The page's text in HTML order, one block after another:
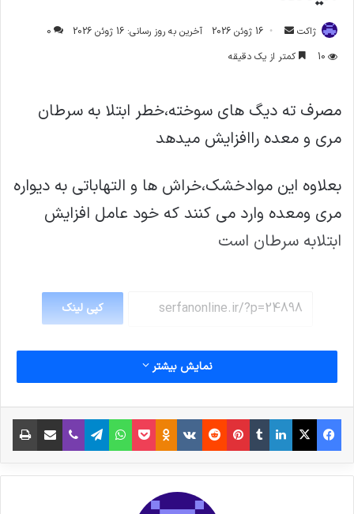
ژاکت
ارسال
ایمیل
16 ژوئن 2026 آخرین به روز رسانی: 16 ژوئن 2026
0
10
کمتر از یک دقیقه
مصرف ته دیگ های سوخته،خطر ابتلا به سرطان
مری و معده راافزایش میدهد
بعلاوه این موادخشک،خراش ها و التهاباتی به دیواره
مری ومعده وارد می کنند که خود عامل افزایش
ابتلابه سرطان است
کپی لینک
نمایش بیشتر
فیس بوک X لینکدین
‫تامبلر‫پین‌ترست
‫رددیت‫VKontakte
‫Odnoklassniki
پاکتواتس آپ تلگراموایبر اشتراک گذاری از طریق ایمیل